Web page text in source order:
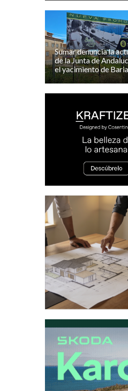
Sumar denuncia la
de la Junta de
el yacimiento de